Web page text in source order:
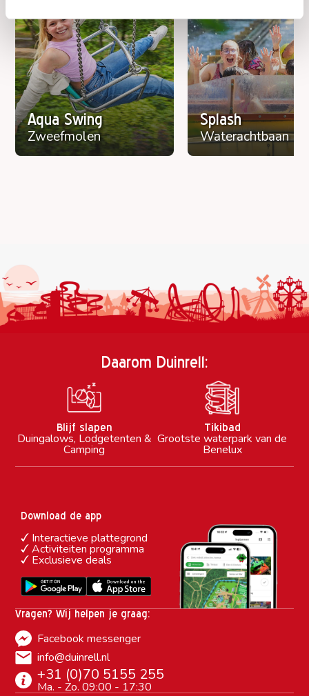
Aqua Swing
Zweefmolen
Splash
Waterachtbaan
Daarom Duinrell:
Blijf slapen
Duingalows, Lodgetenten &
Camping
Tikibad
Grootste waterpark van de
Benelux
Vragen? Wij helpen je graag:
Facebook messenger
info@duinrell.nl
+31 (0)70 5155 255
Ma. - Zo. 09:00 - 17:30
Download de app
Interactieve plattegrond
Activiteiten programma
Exclusieve deals